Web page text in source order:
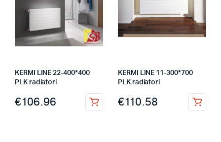
KERMI LINE 22-400*400
PLK radiatori
€106.96
KERMI LINE 11-300*700
PLK radiatori
€110.58